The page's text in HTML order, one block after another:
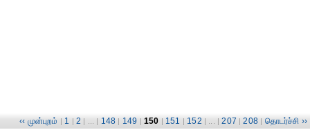
‹‹ முன்புறம் | 1 | 2 | ... | 148 | 149 | 150 | 151 | 152 | ... | 207 | 208 | தொடர்ச்சி ››